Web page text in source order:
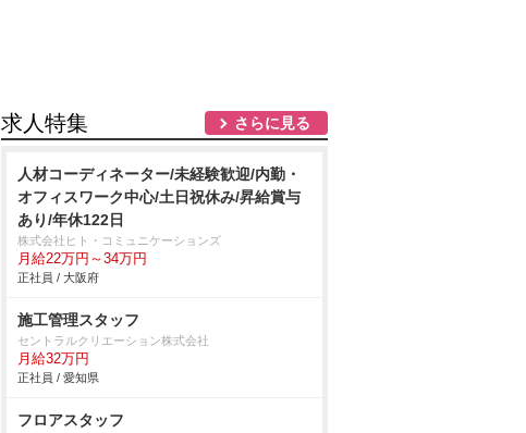
求人特集 さらに見る
人材コーディネーター/未経験歓迎/内勤・
オフィスワーク中心/土日祝休み/昇給賞与
あり/年休122日
株式会社ヒト・コミュニケーションズ
月給22万円～34万円
正社員 / 大阪府
施工管理スタッフ
セントラルクリエーション株式会社
月給32万円
正社員 / 愛知県
フロアスタッフ